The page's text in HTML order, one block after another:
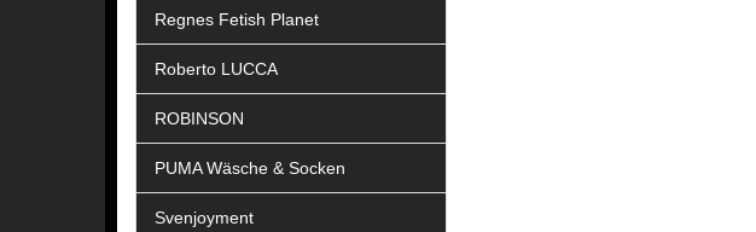
Regnes Fetish Planet
Roberto LUCCA
ROBINSON
PUMA Wäsche & Socken
Svenjoyment